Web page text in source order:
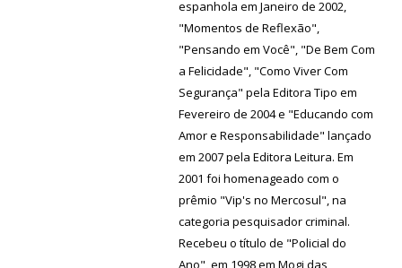
espanhola em Janeiro de 2002,
"Momentos de Reflexão",
"Pensando em Você", "De Bem Com
a Felicidade", "Como Viver Com
Segurança" pela Editora Tipo em
Fevereiro de 2004 e "Educando com
Amor e Responsabilidade" lançado
em 2007 pela Editora Leitura. Em
2001 foi homenageado com o
prêmio "Vip's no Mercosul", na
categoria pesquisador criminal.
Recebeu o título de "Policial do